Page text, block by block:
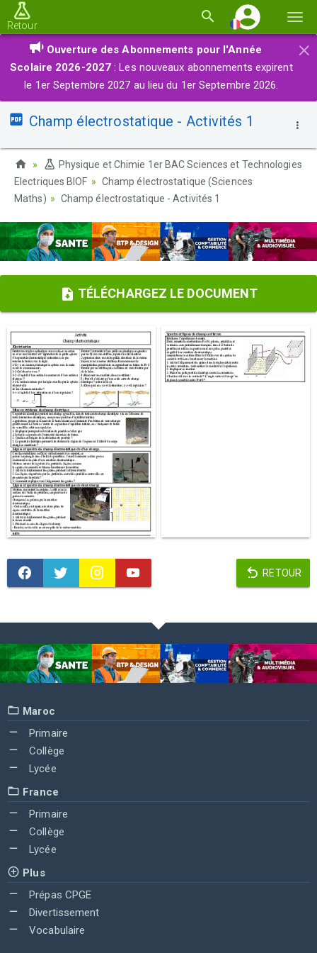
la
Retour
×
Ouverture des Abonnements pour l'Année
Scolaire 2026-2027 : Les nouveaux abonnements expirent
le 1er Septembre 2027 au lieu du 1er Septembre 2026.
Champ électrostatique - Activités 1
Physique et Chimie 1er BAC Sciences et Technologies
Electriques BIOF
Champ électrostatique (Sciences
Maths)
Champ électrostatique - Activités 1
TÉLÉCHARGEZ LE DOCUMENT
RETOUR
Maroc
Primaire
Collège
Lycée
France
Primaire
Collège
Lycée
Plus
Prépas CPGE
Divertissement
Vocabulaire